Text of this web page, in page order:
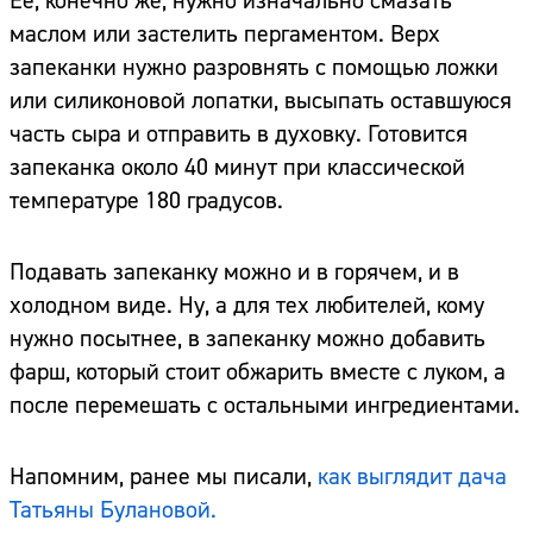
маслом или застелить пергаментом. Верх
запеканки нужно разровнять с помощью ложки
или силиконовой лопатки, высыпать оставшуюся
часть сыра и отправить в духовку. Готовится
запеканка около 40 минут при классической
температуре 180 градусов.
Подавать запеканку можно и в горячем, и в
холодном виде. Ну, а для тех любителей, кому
нужно посытнее, в запеканку можно добавить
фарш, который стоит обжарить вместе с луком, а
после перемешать с остальными ингредиентами.
Напомним, ранее мы писали, как выглядит дача
Татьяны Булановой.